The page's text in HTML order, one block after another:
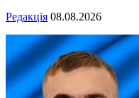
Редакція 08.08.2026